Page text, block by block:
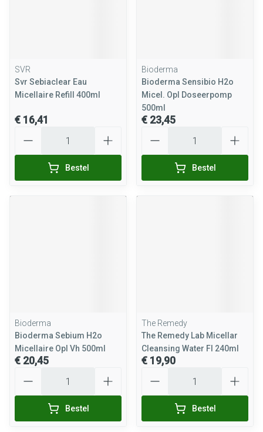
SVR
Svr Sebiaclear Eau
Micellaire Refill 400ml
€ 16,41
Bestel
Bioderma
Bioderma Sensibio H2o
Micel. Opl Doseerpomp
500ml
€ 23,45
Bestel
Bioderma
Bioderma Sebium H2o
Micellaire Opl Vh 500ml
€ 20,45
Bestel
The Remedy
The Remedy Lab Micellar
Cleansing Water Fl 240ml
€ 19,90
Bestel